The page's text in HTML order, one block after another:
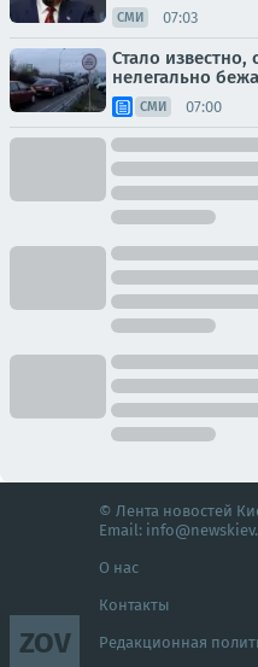
СМИ 07:03
Стало
нелегально
СМИ 07:00
ZOV
© Лента новостей
Email:
О нас
Контакты
Редакционная